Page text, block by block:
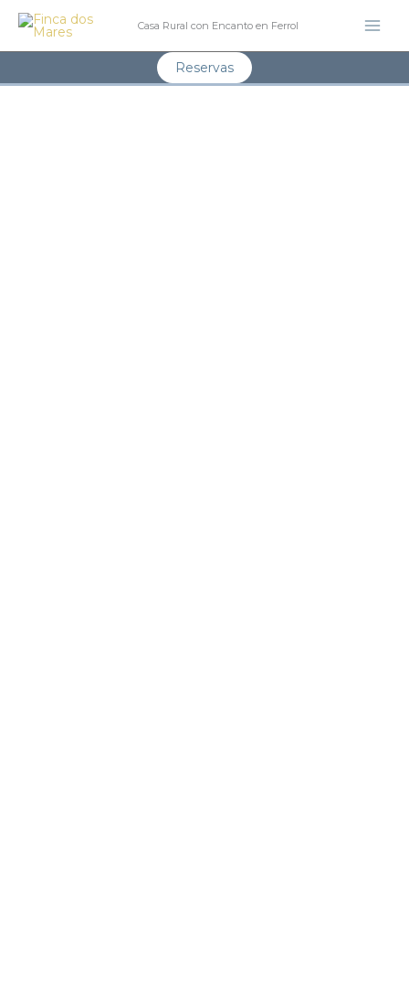
Skip
content
Casa Rural con Encanto en Ferrol
Reservas